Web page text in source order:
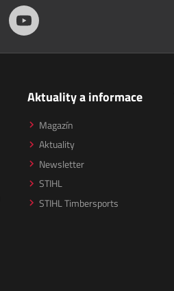
Aktuality a informace
Magazín
Aktuality
Newsletter
STIHL
STIHL Timbersports